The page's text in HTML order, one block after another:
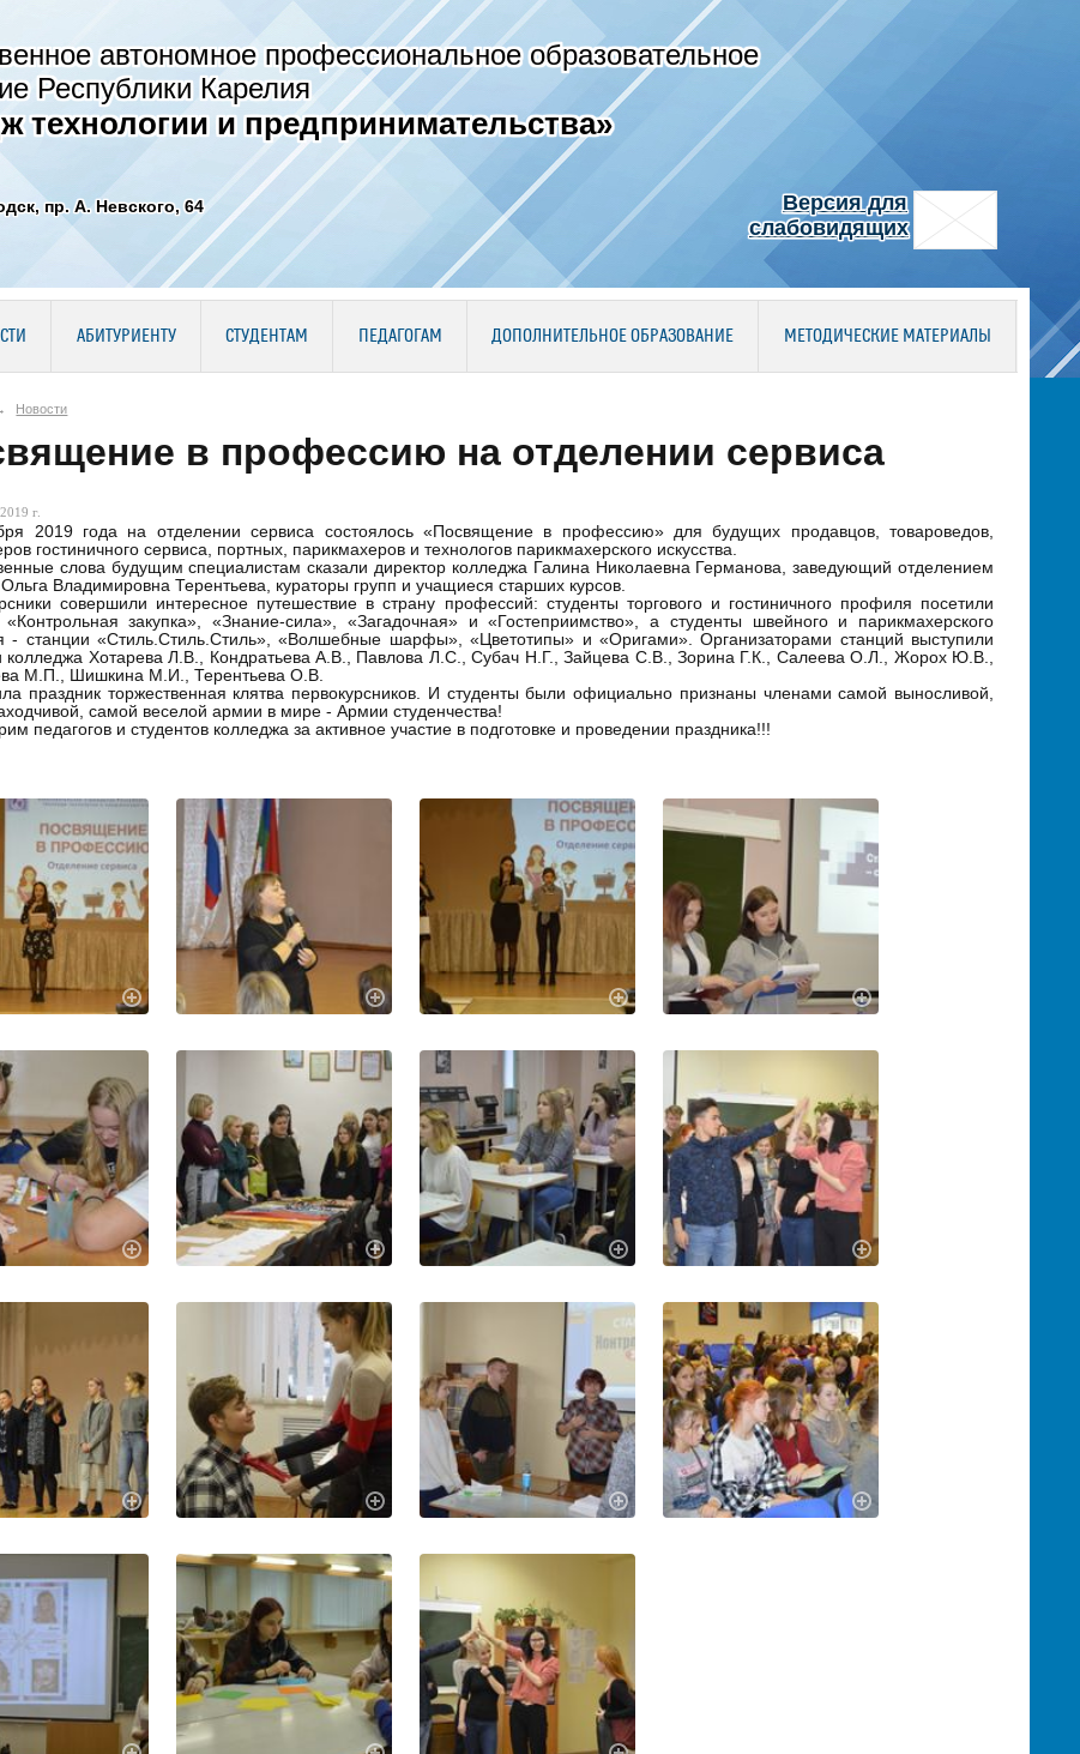
автономное профессиональное образовательное
Республики Карелия
технологии и предпринимательства»
пр. А. Невского, 64
Версия для
слабовидящих
АБИТУРИЕНТУ СТУДЕНТАМ ПЕДАГОГАМ ДОПОЛНИТЕЛЬНОЕ ОБРАЗОВАНИЕ МЕТОДИЧЕСКИЕ МАТЕРИАЛЫ
Новости
в профессию на отделении сервиса
г.
2019 года на отделении сервиса состоялось «Посвящение в профессию» для будущих продавцов, товароведов,
гостиничного сервиса, портных, парикмахеров и технологов парикмахерского искусства.
слова будущим специалистам сказали директор колледжа Галина Николаевна Германова, заведующий отделением
Владимировна Терентьева, кураторы групп и учащиеся старших курсов.
совершили интересное путешествие в страну профессий: студенты торгового и гостиничного профиля посетили
«Контрольная закупка», «Знание-сила», «Загадочная» и «Гостеприимство», а студенты швейного и парикмахерского
- станции «Стиль.Стиль.Стиль», «Волшебные шарфы», «Цветотипы» и «Оригами». Организаторами станций выступили
колледжа Хотарева Л.В., Кондратьева А.В., Павлова Л.С., Субач Н.Г., Зайцева С.В., Зорина Г.К., Салеева О.Л., Жорох Ю.В.,
М.П., Шишкина М.И., Терентьева О.В.
праздник торжественная клятва первокурсников. И студенты были официально признаны членами самой выносливой,
самой веселой армии в мире - Армии студенчества!
педагогов и студентов колледжа за активное участие в подготовке и проведении праздника!!!